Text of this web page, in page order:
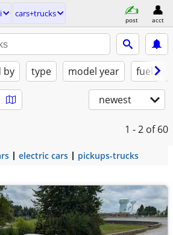
cars+trucks
post acct
by type model year fuel
newest
1 - 2 of 60
electric cars pickups-trucks